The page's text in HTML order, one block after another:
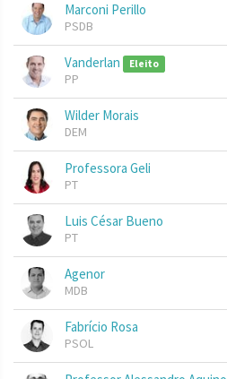
Marconi Perillo
PSDB
Vanderlan Eleito
PP
Wilder Morais
DEM
Professora Geli
PT
Luis César Bueno
PT
Agenor
MDB
Fabrício Rosa
PSOL